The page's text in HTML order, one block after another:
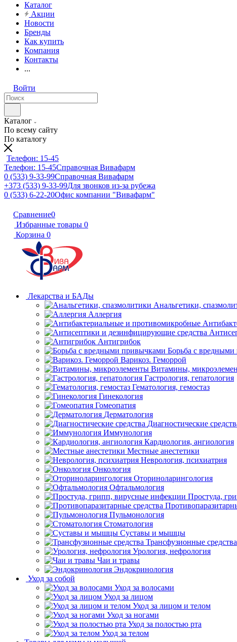
Каталог
Акции
Новости
Бренды
Как купить
Компания
Контакты
...
Войти
Каталог
По всему сайту
По каталогу
Телефон: 15-45
Телефон: 15-45Справочная Вивафарм
0 (533) 9-33-99Справочная Вивафарм
+373 (533) 9-33-99Для звонков из-за рубежа
0 (533) 6-22-20Офис компании "Вивафарм"
Сравнение0
Избранные товары 0
Корзина 0
Лекарства и БАДы
Анальгетики,
Аллергия
Антигрибок
Борьба с
Варикоз. Геморрой
Витамины,
Гастрология, гепатология
Гематология, гемостаз
Гинекология
Гомеопатия
Дерматология
Диагностические
Иммунология
Кардиология, ангиология
Местные анестетики
Неврология, психиатрия
Онкология
Оториноларингология
Офтальмология
Простуда,
Пульмонология
Стоматология
Суставы и мышцы
Трансфузионные средства
Урология, нефрология
Чаи и травы
Эндокринология
Уход за собой
Уход за волосами
Уход за лицом
Уход за лицом и телом
Уход за ногами
Уход за полостью рта
Уход за телом